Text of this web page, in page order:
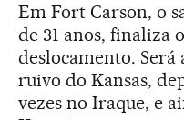
Em Fort Carson, o
de 31 anos, finaliza
deslocamento. Será
ruivo do Kansas,
vezes no Iraque, e